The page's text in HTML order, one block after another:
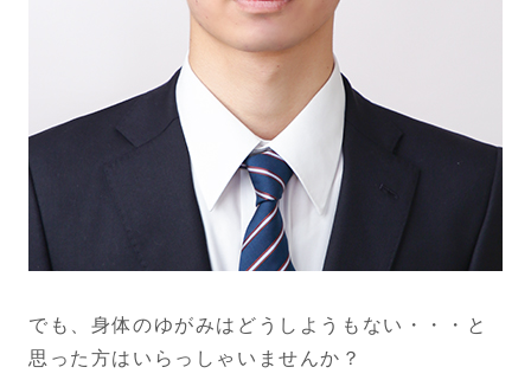
でも、身体のゆがみはどうしようもない・・・と
思った方はいらっしゃいませんか？